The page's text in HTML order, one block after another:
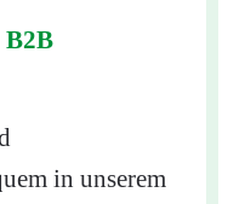
in unserem